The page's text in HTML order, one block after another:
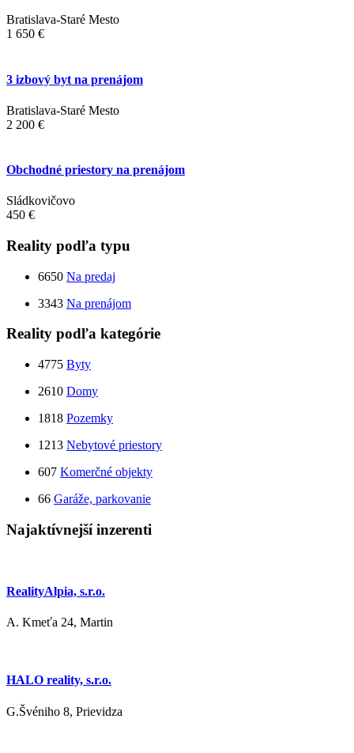
Bratislava-Staré Mesto
1 650 €
3 izbový byt na prenájom
Bratislava-Staré Mesto
2 200 €
Obchodné priestory na prenájom
Sládkovičovo
450 €
Reality podľa typu
6650 Na predaj
3343 Na prenájom
Reality podľa kategórie
4775 Byty
2610 Domy
1818 Pozemky
1213 Nebytové priestory
607 Komerčné objekty
66 Garáže, parkovanie
Najaktívnejší inzerenti
RealityAlpia, s.r.o.
A. Kmeťa 24, Martin
HALO reality, s.r.o.
G.Švéniho 8, Prievidza